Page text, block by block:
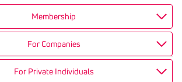
Membership
For Companies
For Private Individuals